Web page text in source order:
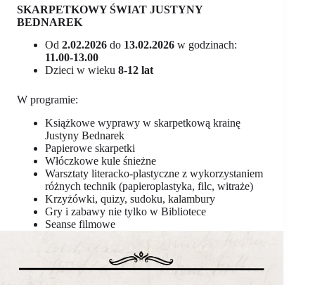
SKARPETKOWY ŚWIAT JUSTYNY
BEDNAREK
Od 2.02.2026 do 13.02.2026 w godzinach:
11.00-13.00
Dzieci w wieku 8-12 lat
W programie:
Książkowe wyprawy w skarpetkową krainę
Justyny Bednarek
Papierowe skarpetki
Włóczkowe kule śnieżne
Warsztaty literacko-plastyczne z wykorzystaniem
różnych technik (papieroplastyka, filc, witraże)
Krzyżówki, quizy, sudoku, kalambury
Gry i zabawy nie tylko w Bibliotece
Seanse filmowe